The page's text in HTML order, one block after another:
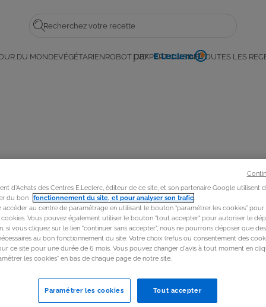
Rechercher
par
E.
DU MONDEVÉGÉTARIENROBOT L'EXPERT CUISINETOUTES LES
d'Achats des Centres E.Leclerc, éditeur de ce site, et son partenaire Google utilisent
du bon fonctionnement du site, et pour analyser son trafic
accéder au centre de paramétrage en utilisant le bouton “paramétrer les cookies”
cookies. Vous pouvez également utiliser le bouton "tout accepter" pour autoriser le
si vous cliquez sur le lien "continuer sans accepter", nous ne pourrons déposer que
au bon fonctionnement du site. Votre choix (refus ou consentement des
ce site pour une durée de 6 mois. Vous pouvez changer d'avis à tout moment en
les cookies" en bas de chaque page de notre site.
Tout accepter
Paramétrer les cookies